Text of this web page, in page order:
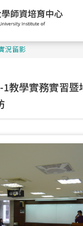
況留影
教學實務實習暨